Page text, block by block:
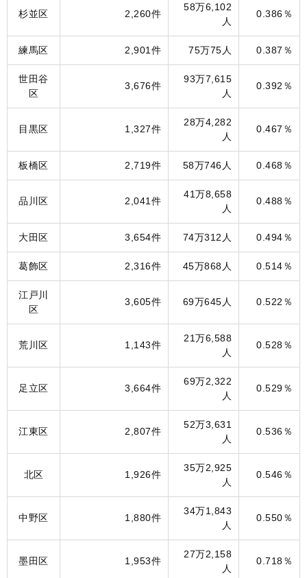
杉並区 2,260件
58万6,102
人
0.386％
練馬区 2,901件 75万75人 0.387％
世田谷
区
3,676件
93万7,615
人
0.392％
目黒区 1,327件
28万4,282
人
0.467％
板橋区 2,719件 58万746人 0.468％
品川区 2,041件
41万8,658
人
0.488％
大田区 3,654件 74万312人 0.494％
葛飾区 2,316件 45万868人 0.514％
江戸川
区
3,605件 69万645人 0.522％
荒川区 1,143件
21万6,588
人
0.528％
足立区 3,664件
69万2,322
人
0.529％
江東区 2,807件
52万3,631
人
0.536％
北区 1,926件
35万2,925
人
0.546％
中野区 1,880件
34万1,843
人
0.550％
墨田区 1,953件
27万2,158
人
0.718％